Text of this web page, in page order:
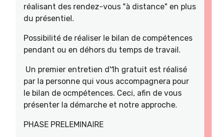
réalisant des rendez-vous "à distance" en plus
du présentiel.
Possibilité de réaliser le bilan de compétences
pendant ou en déhors du temps de travail.
Un premier entretien d'1h gratuit est réalisé
par la personne qui vous accompagnera pour
le bilan de ocmpétences. Ceci, afin de vous
présenter la démarche et notre approche.
PHASE PRELEMINAIRE